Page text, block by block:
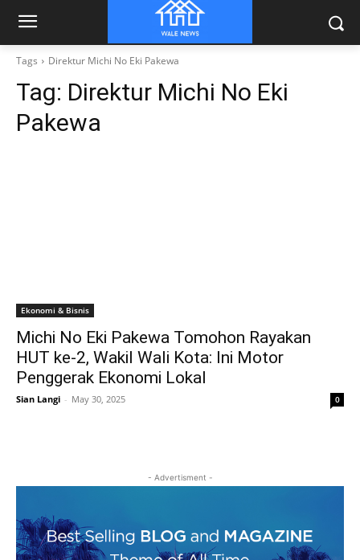
Tags Direktur Michi No Eki Pakewa
Tag: Direktur Michi No Eki
Pakewa
Ekonomi & Bisnis
Michi No Eki Pakewa Tomohon Rayakan
HUT ke-2, Wakil Wali Kota: Ini Motor
Penggerak Ekonomi Lokal
Sian Langi - May 30, 2025 0
- Advertisment -